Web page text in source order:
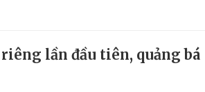
lần đầu tiên, quảng bá